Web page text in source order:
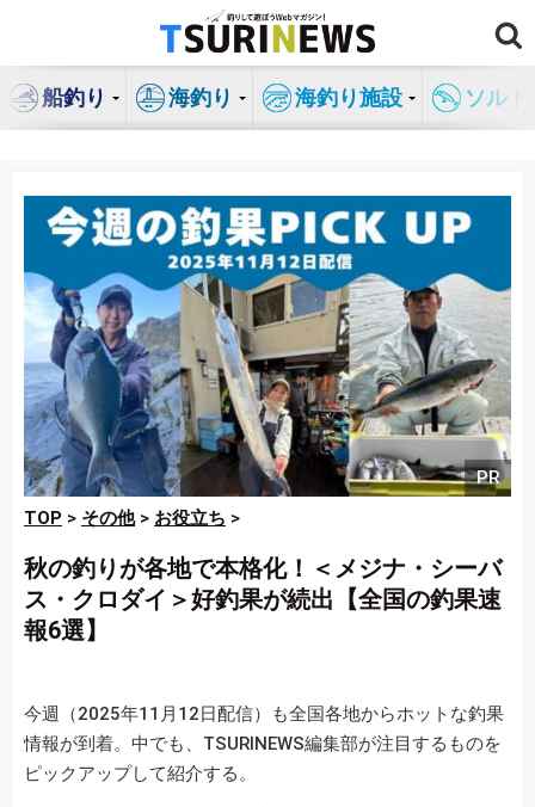
ン
船釣り 海釣り 海釣り施設 ソル
PR
TOP > その他> お役立ち >
秋の釣りが各地で本格化！＜メジナ・シーバ
ス・クロダイ＞好釣果が続出【全国の釣果速
報6選】
今週（2025年11月12日配信）も全国各地からホットな釣果
情報が到着。中でも、TSURINEWS編集部が注目するものを
ピックアップして紹介する。